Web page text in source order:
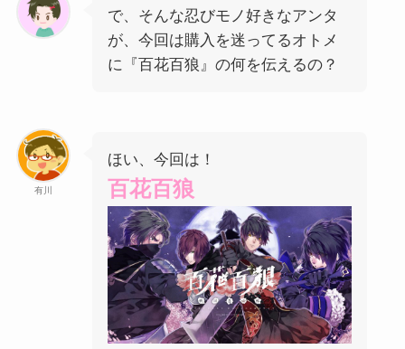
で、そんな忍びモノ好きなアンタ
が、今回は購入を迷ってるオトメ
に『百花百狼』の何を伝えるの？
有川
ほい、今回は！
百花百狼